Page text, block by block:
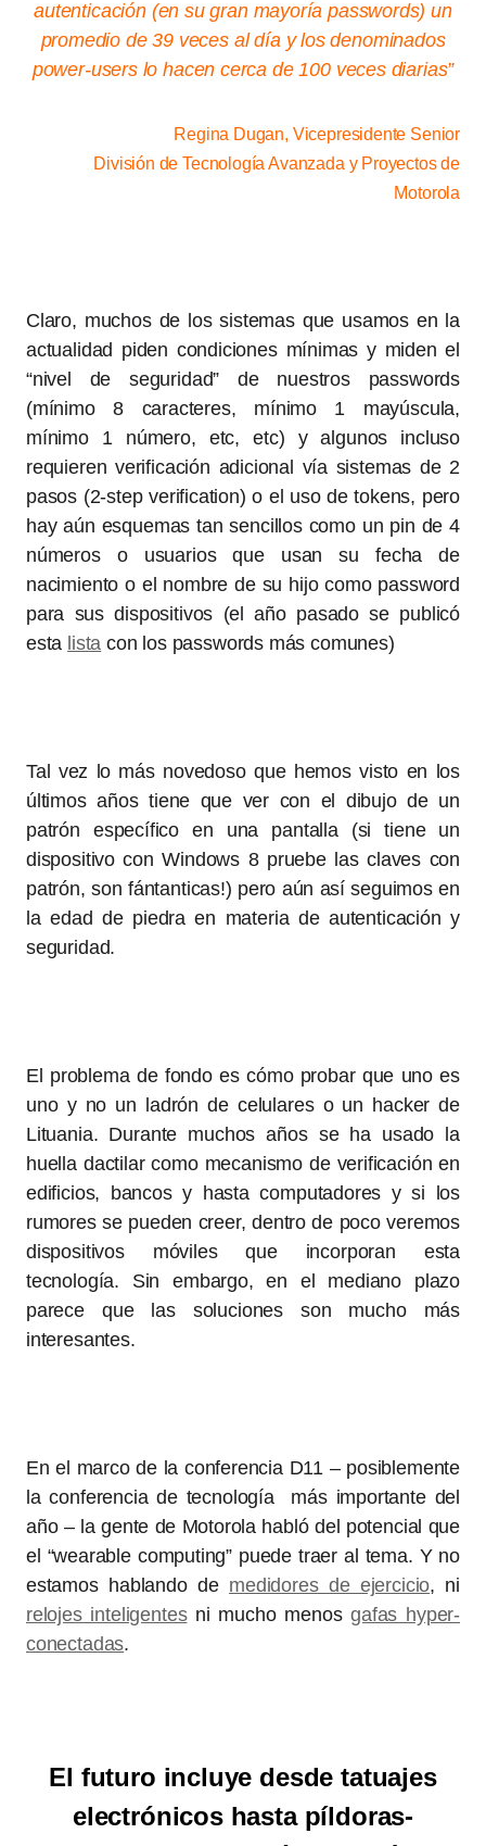
autenticación (en su gran mayoría passwords) un
promedio de 39 veces al día y los denominados
power-users lo hacen cerca de 100 veces diarias”
Regina Dugan, Vicepresidente Senior
División de Tecnología Avanzada y Proyectos de
Motorola
Claro, muchos de los sistemas que usamos en la
actualidad piden condiciones mínimas y miden el
“nivel de seguridad” de nuestros passwords
(mínimo 8 caracteres, mínimo 1 mayúscula,
mínimo 1 número, etc, etc) y algunos incluso
requieren verificación adicional vía sistemas de 2
pasos (2-step verification) o el uso de tokens, pero
hay aún esquemas tan sencillos como un pin de 4
números o usuarios que usan su fecha de
nacimiento o el nombre de su hijo como password
para sus dispositivos (el año pasado se publicó
esta lista con los passwords más comunes)
Tal vez lo más novedoso que hemos visto en los
últimos años tiene que ver con el dibujo de un
patrón específico en una pantalla (si tiene un
dispositivo con Windows 8 pruebe las claves con
patrón, son fántanticas!) pero aún así seguimos en
la edad de piedra en materia de autenticación y
seguridad.
El problema de fondo es cómo probar que uno es
uno y no un ladrón de celulares o un hacker de
Lituania. Durante muchos años se ha usado la
huella dactilar como mecanismo de verificación en
edificios, bancos y hasta computadores y si los
rumores se pueden creer, dentro de poco veremos
dispositivos móviles que incorporan esta
tecnología. Sin embargo, en el mediano plazo
parece que las soluciones son mucho más
interesantes.
En el marco de la conferencia D11 – posiblemente
la conferencia de tecnología más importante del
año – la gente de Motorola habló del potencial que
el “wearable computing” puede traer al tema. Y no
estamos hablando de medidores de ejercicio, ni
relojes inteligentesni mucho menosgafas hyper-
conectadas.
El futuro incluye desde tatuajes
electrónicos hasta píldoras-